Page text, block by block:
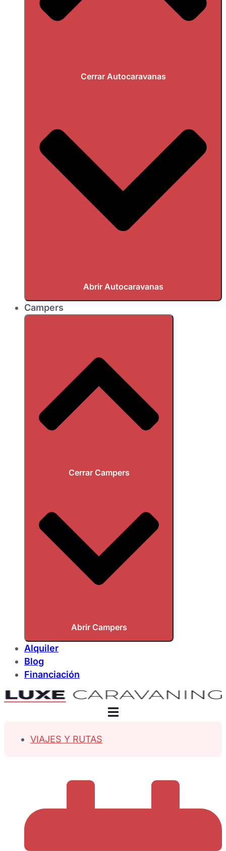
Cerrar Autocaravanas
Abrir Autocaravanas
Campers
Cerrar Campers
Abrir Campers
Alquiler
Blog
Financiación
VIAJES Y RUTAS